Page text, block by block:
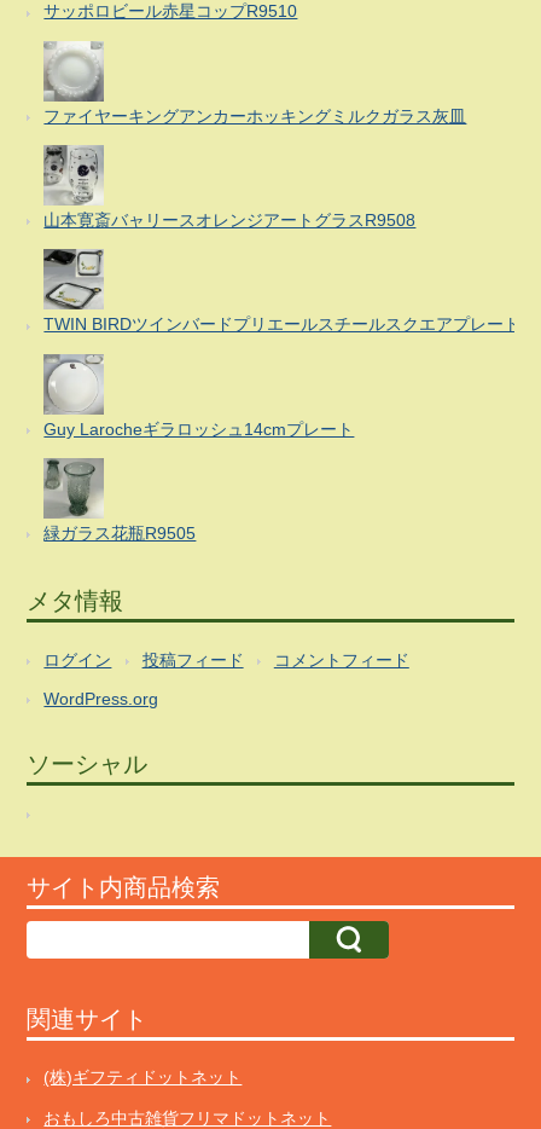
サッポロビール赤星コップR9510
ファイヤーキングアンカーホッキングミルクガラス灰皿
山本寛斎バャリースオレンジアートグラスR9508
TWIN BIRDツインバードプリエールスチールスクエアプレート
Guy Larocheギラロッシュ14cmプレート
緑ガラス花瓶R9505
メタ情報
ログイン 投稿フィード コメントフィード
WordPress.org
ソーシャル
サイト内商品検索
関連サイト
(株)ギフティドットネット
おもしろ中古雑貨フリマドットネット